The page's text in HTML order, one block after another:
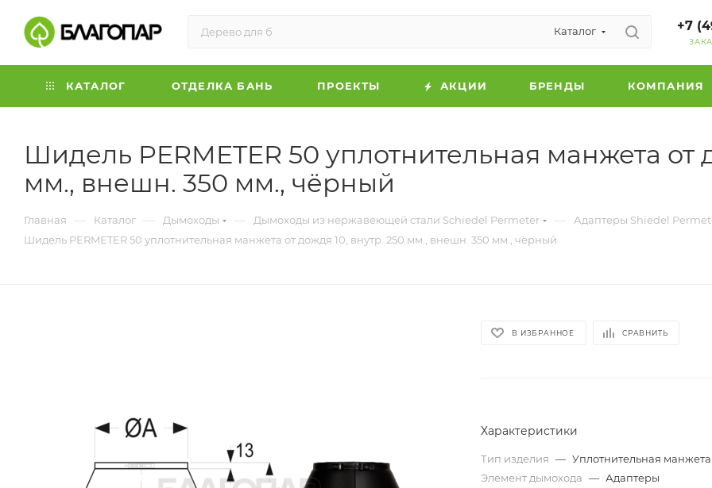
Каталог +7
КАТАЛОГ ОТДЕЛКА БАНЬ ПРОЕКТЫ АКЦИИ БРЕНДЫ КОМПАНИЯ
Шидель PERMETER 50 уплотнительная манжета от
мм., внешн. 350 мм., чёрный
Главная — Каталог — Дымоходы — Дымоходы из нержавеющей стали Schiedel Permeter — Адаптеры Shiedel
Шидель PERMETER 50 уплотнительная манжета от дождя 10, внутр. 250 мм., внешн. 350 мм., чёрный
В ИЗБРАННОЕ СРАВНИТЬ
Характеристики
Тип изделия — Уплотнительная манжета
Элемент дымохода — Адаптеры